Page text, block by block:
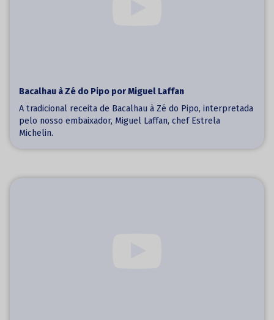
Bacalhau à Zé do Pipo por Miguel Laffan
A tradicional receita de Bacalhau à Zé do Pipo, interpretada
pelo nosso embaixador, Miguel Laffan, chef Estrela
Michelin.